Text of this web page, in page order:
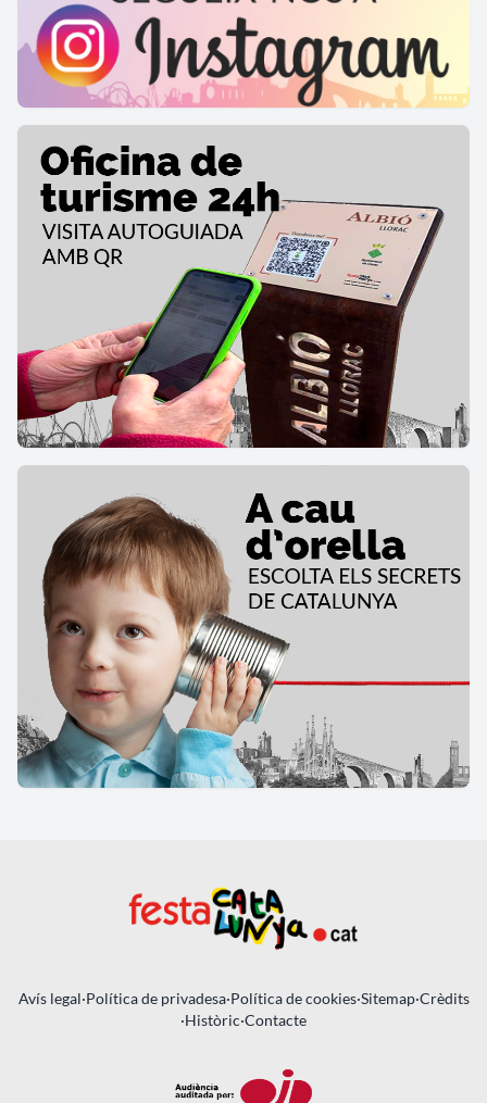
Avís legal·Política de privadesa·Política de cookies·Sitemap·Crèdits
·Històric·Contacte